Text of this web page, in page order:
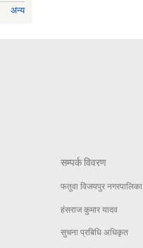
अन्य
सम्पर्क विवरण
फतुवा विजयपुर नगरपालिका
हंसराज कुमार यादव
सुचना प्रबिधि अधिकृत